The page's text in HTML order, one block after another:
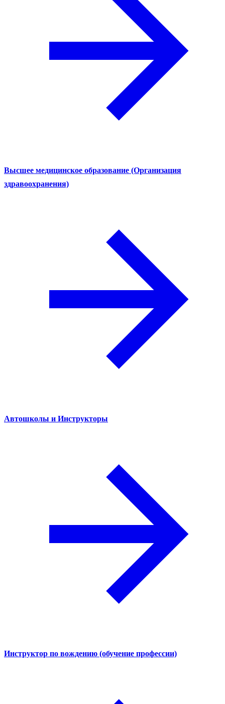
Высшее медицинское образование (Организация
здравоохранения)
Автошколы и Инструкторы
Инструктор по вождению (обучение профессии)